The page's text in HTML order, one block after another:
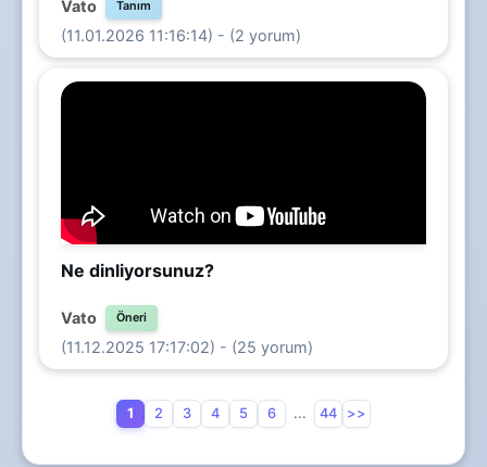
Vato Tanım
(11.01.2026 11:16:14) - (2 yorum)
Ne dinliyorsunuz?
Vato Öneri
(11.12.2025 17:17:02) - (25 yorum)
1 2 3 4 5 6 ... 44 >>